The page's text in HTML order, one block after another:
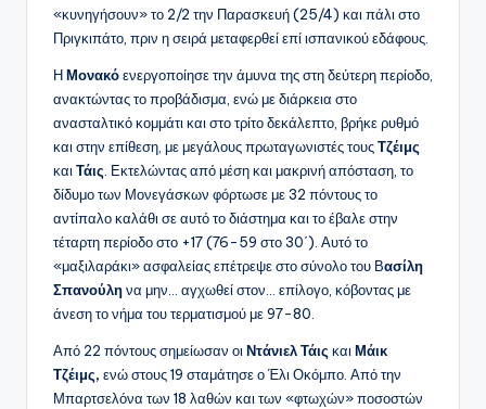
«κυνηγήσουν» το 2/2 την Παρασκευή (25/4) και πάλι στο
Πριγκιπάτο, πριν η σειρά μεταφερθεί επί ισπανικού εδάφους.
ΗΜονακόενεργοποίησε την άμυνα της στη δεύτερη περίοδο,
ανακτώντας το προβάδισμα, ενώ με διάρκεια στο
ανασταλτικό κομμάτι και στο τρίτο δεκάλεπτο, βρήκε ρυθμό
και στην επίθεση, με μεγάλους πρωταγωνιστές τουςΤζέιμς
και Τάις . Εκτελώντας από μέση και μακρινή απόσταση, το
δίδυμο των Μονεγάσκων φόρτωσε με 32 πόντους το
αντίπαλο καλάθι σε αυτό το διάστημα και το έβαλε στην
τέταρτη περίοδο στο +17 (76-59 στο 30΄). Αυτό το
«μαξιλαράκι» ασφαλείας επέτρεψε στο σύνολο του Βασίλη
Σπανούληνα μην… αγχωθεί στον… επίλογο, κόβοντας με
άνεση το νήμα του τερματισμού με 97-80.
Από 22 πόντους σημείωσαν οι Ντάνιελ Τάις και Μάικ
Τζέιμς, ενώ στους 19 σταμάτησε ο Έλι Οκόμπο. Από την
Μπαρτσελόνα των 18 λαθών και των «φτωχών» ποσοστών